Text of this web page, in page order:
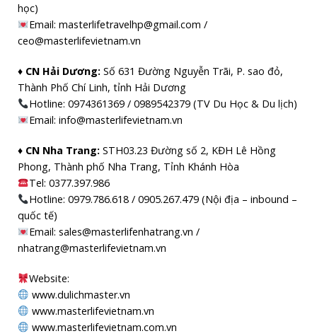
học)
Email: masterlifetravelhp@gmail.com /
ceo@masterlifevietnam.vn
♦ CN Hải Dương: Số 631 Đường Nguyễn Trãi, P. sao đỏ,
Thành Phố Chí Linh, tỉnh Hải Dương
Hotline: 0974361369 / 0989542379 (TV Du Học & Du lịch)
Email: info@masterlifevietnam.vn
♦ CN Nha Trang: STH03.23 Đường số 2, KĐH Lê Hồng
Phong, Thành phố Nha Trang, Tỉnh Khánh Hòa
Tel: 0377.397.986
Hotline: 0979.786.618 / 0905.267.479 (Nội địa – inbound –
quốc tế)
Email: sales@masterlifenhatrang.vn /
nhatrang@masterlifevietnam.vn
Website:
www.dulichmaster.vn
www.masterlifevietnam.vn
www.masterlifevietnam.com.vn